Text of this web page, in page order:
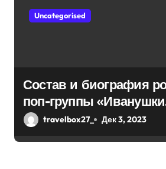
п
и
с
Uncategorised
Состав и биография
поп-группы «Иванушки
интернешнл» — история
travelbox27_ Дек 3, 2023